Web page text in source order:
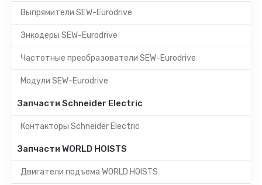
Выпрямители SEW-Eurodrive
Энкодеры SEW-Eurodrive
Частотные преобразователи SEW-Eurodrive
Модули SEW-Eurodrive
Запчасти Schneider Electric
Контакторы Schneider Electric
Запчасти WORLD HOISTS
Двигатели подъема WORLD HOISTS